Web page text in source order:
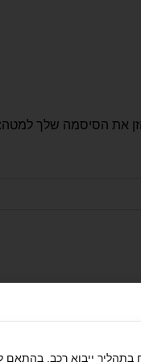
את הסיסמה שלך למטה:
בתהליך ייבוא רכב, בהתאם